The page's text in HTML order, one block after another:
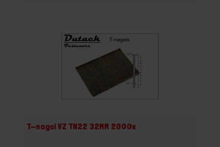
T-nagel VZ TN22 32MM 2000x